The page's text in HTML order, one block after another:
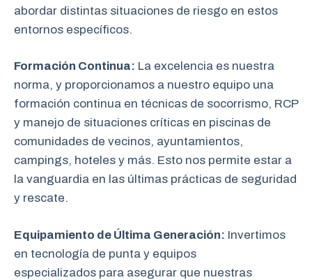
abordar distintas situaciones de riesgo en estos
entornos específicos.
Formación Continua: La excelencia es nuestra
norma, y proporcionamos a nuestro equipo una
formación continua en técnicas de socorrismo, RCP
y manejo de situaciones críticas en piscinas de
comunidades de vecinos, ayuntamientos,
campings, hoteles y más. Esto nos permite estar a
la vanguardia en las últimas prácticas de seguridad
y rescate.
Equipamiento de Última Generación: Invertimos
en tecnología de punta y equipos
especializados para asegurar que nuestras